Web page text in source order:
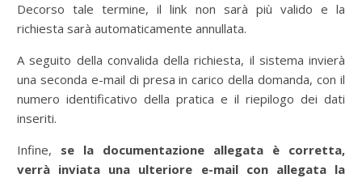
Decorso tale termine, il link non sarà più valido e la
richiesta sarà automaticamente annullata.
A seguito della convalida della richiesta, il sistema invierà
una seconda e-mail di presa in carico della domanda, con il
numero identificativo della pratica e il riepilogo dei dati
inseriti.
Infine, se la documentazione allegata è corretta,
verrà inviata una ulteriore e-mail con allegata la